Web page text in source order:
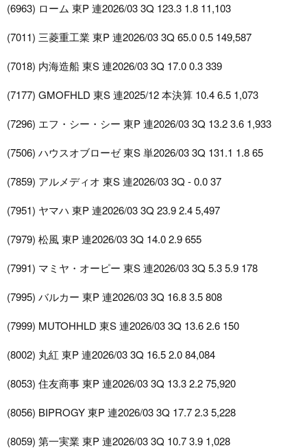
(6963) ローム 東P 連2026/03 3Q 123.3 1.8 11,103
(7011) 三菱重工業 東P 連2026/03 3Q 65.0 0.5 149,587
(7018) 内海造船 東S 連2026/03 3Q 17.0 0.3 339
(7177) GMOFHLD 東S 連2025/12 本決算 10.4 6.5 1,073
(7296) エフ・シー・シー 東P 連2026/03 3Q 13.2 3.6 1,933
(7506) ハウスオブローゼ 東S 単2026/03 3Q 131.1 1.8 65
(7859) アルメディオ 東S 連2026/03 3Q - 0.0 37
(7951) ヤマハ 東P 連2026/03 3Q 23.9 2.4 5,497
(7979) 松風 東P 連2026/03 3Q 14.0 2.9 655
(7991) マミヤ・オーピー 東S 連2026/03 3Q 5.3 5.9 178
(7995) バルカー 東P 連2026/03 3Q 16.8 3.5 808
(7999) MUTOHHLD 東S 連2026/03 3Q 13.6 2.6 150
(8002) 丸紅 東P 連2026/03 3Q 16.5 2.0 84,084
(8053) 住友商事 東P 連2026/03 3Q 13.3 2.2 75,920
(8056) BIPROGY 東P 連2026/03 3Q 17.7 2.3 5,228
(8059) 第一実業 東P 連2026/03 3Q 10.7 3.9 1,028